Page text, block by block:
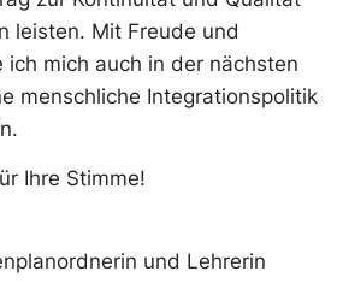
leisten. Mit Freude und
ich mich auch in der nächsten
menschliche Integrationspolitik
Ihre Stimme!
und Lehrerin